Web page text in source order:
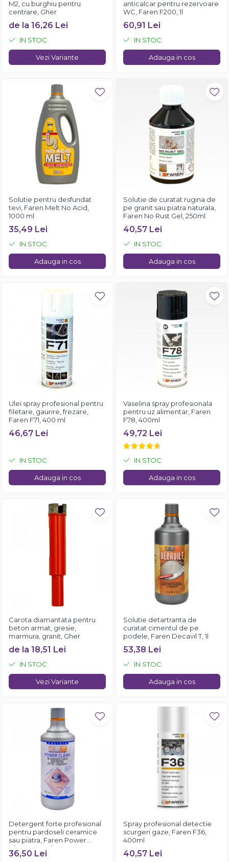
M2, cu burghiu pentru
centrare, Gher
de la 16,26 Lei
IN STOC
Vezi Variante
anticalcar pentru rezervoare
WC, Faren F200, 1l
60,91 Lei
IN STOC
Adauga in cos
Solutie pentru desfundat
tevi, Faren Melt No Acid,
1000 ml
35,49 Lei
IN STOC
Adauga in cos
Solutie de curatat rugina de
pe granit sau piatra naturala,
Faren No Rust Gel, 250ml
40,57 Lei
IN STOC
Adauga in cos
Ulei spray profesional pentru
filetare, gaurire, frezare,
Faren F71, 400 ml
46,67 Lei
IN STOC
Adauga in cos
Vaselina spray profesionala
pentru uz alimentar, Faren
F78, 400ml
49,72 Lei
IN STOC
Adauga in cos
Carota diamantata pentru
beton armat, gresie,
marmura, granit, Gher
de la 18,51 Lei
IN STOC
Vezi Variante
Solutie detartranta de
curatat cimentul de pe
podele, Faren Decavil T, 1l
53,38 Lei
IN STOC
Adauga in cos
Detergent forte profesional
pentru pardoseli ceramice
sau piatra, Faren Power
Clean, 750 ml
36,50 Lei
Spray profesional detectie
scurgeri gaze, Faren F36,
400ml
40,57 Lei